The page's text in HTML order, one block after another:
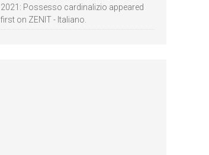
2021: Possesso cardinalizio appeared
first on ZENIT - Italiano.